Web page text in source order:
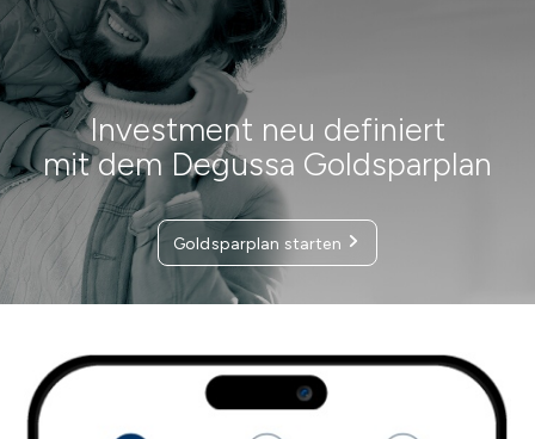
Investment neu definiert
mit dem Degussa Goldsparplan
Goldsparplan starten